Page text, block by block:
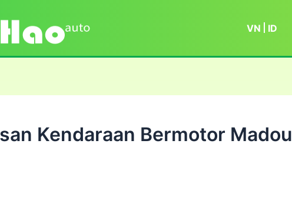
VN ID
Kendaraan Bermotor Madou